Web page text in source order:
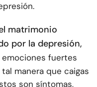
matrimonio
por la depresión,
emociones fuertes
manera que caigas
son síntomas,